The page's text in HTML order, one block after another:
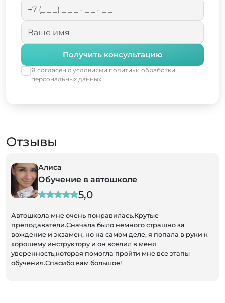
Получить консультацию
Я согласен с условиями политики обработки
персональных данных
Отзывы
Алиса
Обучение в автошколе
5,0
Автошкола мне очень понравилась.Крутые
преподаватели.Сначала было немного страшно за
вождение и экзамен, но на самом деле, я попала в руки к
хорошему инструктору и он вселил в меня
уверенность,которая помогла пройти мне все этапы
обучения.Спасибо вам большое!